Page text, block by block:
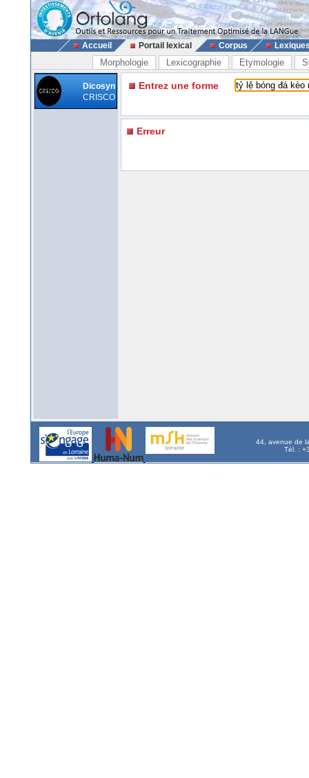
Accueil Portail lexical Corpus
Morphologie Lexicographie Etymologie
Dicosyn
CRISCO
Entrez une forme
Erreur
44, avenue de
Tél. :